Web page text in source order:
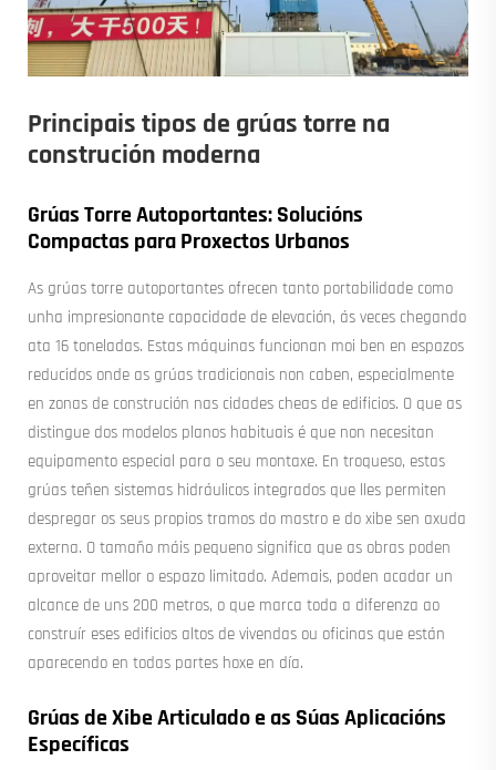
Principais tipos de grúas torre na
construción moderna
Grúas Torre Autoportantes: Solucións
Compactas para Proxectos Urbanos
As grúas torre autoportantes ofrecen tanto portabilidade como
unha impresionante capacidade de elevación, ás veces chegando
ata 16 toneladas. Estas máquinas funcionan moi ben en espazos
reducidos onde as grúas tradicionais non caben, especialmente
en zonas de construción nas cidades cheas de edificios. O que as
distingue dos modelos planos habituais é que non necesitan
equipamento especial para o seu montaxe. En troqueso, estas
grúas teñen sistemas hidráulicos integrados que lles permiten
despregar os seus propios tramos do mastro e do xibe sen axuda
externa. O tamaño máis pequeno significa que as obras poden
aproveitar mellor o espazo limitado. Ademais, poden acadar un
alcance de uns 200 metros, o que marca toda a diferenza ao
construír eses edificios altos de vivendas ou oficinas que están
aparecendo en todas partes hoxe en día.
Grúas de Xibe Articulado e as Súas Aplicacións
Específicas